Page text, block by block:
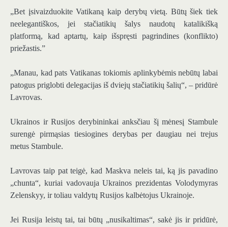
„Bet įsivaizduokite Vatikaną kaip derybų vietą. Būtų šiek tiek
neelegantiškos, jei stačiatikių šalys naudotų katalikišką
platformą, kad aptartų, kaip išspręsti pagrindines (konflikto)
priežastis.”
„Manau, kad pats Vatikanas tokiomis aplinkybėmis nebūtų labai
patogus priglobti delegacijas iš dviejų stačiatikių šalių“, – pridūrė
Lavrovas.
Ukrainos ir Rusijos derybininkai anksčiau šį mėnesį Stambule
surengė pirmąsias tiesiogines derybas per daugiau nei trejus
metus Stambule.
Lavrovas taip pat teigė, kad Maskva neleis tai, ką jis pavadino
„chunta“, kuriai vadovauja Ukrainos prezidentas Volodymyras
Zelenskyy, ir toliau valdytų Rusijos kalbėtojus Ukrainoje.
Jei Rusija leistų tai, tai būtų „nusikaltimas“, sakė jis ir pridūrė,